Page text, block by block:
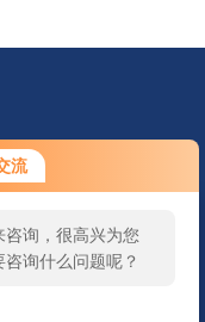
流
询，很高兴为您
询什么问题呢？
息：